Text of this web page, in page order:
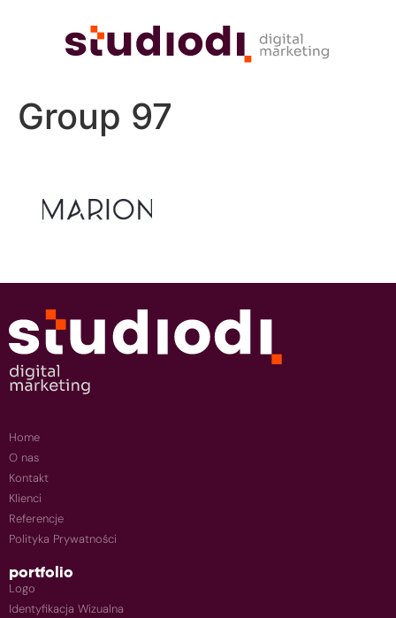
Group 97
Home
O nas
Kontakt
Klienci
Referencje
Polityka Prywatności
portfolio
Logo
Identyfikacja Wizualna